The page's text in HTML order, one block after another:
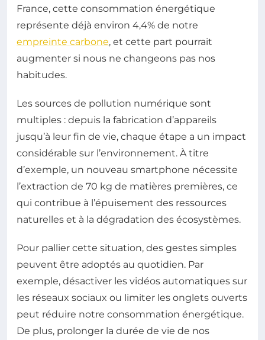
France, cette consommation énergétique
représente déjà environ 4,4% de notre
empreinte carbone, et cette part pourrait
augmenter si nous ne changeons pas nos
habitudes.
Les sources de pollution numérique sont
multiples : depuis la fabrication d’appareils
jusqu’à leur fin de vie, chaque étape a un impact
considérable sur l’environnement. À titre
d’exemple, un nouveau smartphone nécessite
l’extraction de 70 kg de matières premières, ce
qui contribue à l’épuisement des ressources
naturelles et à la dégradation des écosystèmes.
Pour pallier cette situation, des gestes simples
peuvent être adoptés au quotidien. Par
exemple, désactiver les vidéos automatiques sur
les réseaux sociaux ou limiter les onglets ouverts
peut réduire notre consommation énergétique.
De plus, prolonger la durée de vie de nos